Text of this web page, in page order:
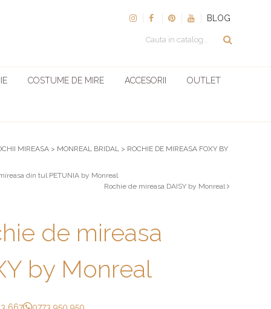
BLOG
COSTUME DE MIRE ACCESORII OUTLET
MIREASA > MONREAL BRIDAL > ROCHIE DE MIREASA FOXY BY
din tul PETUNIA by Monreal
Rochie de mireasa DAISY by Monreal
de mireasa
by Monreal